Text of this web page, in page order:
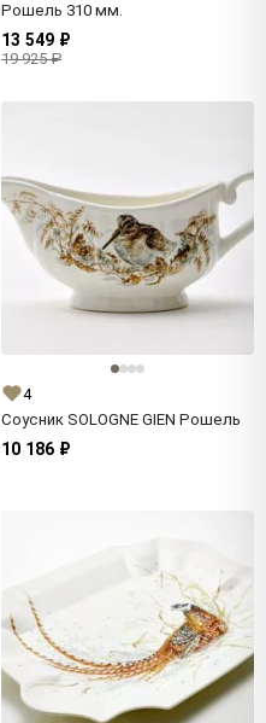
Рошель 310 мм.
13 549 ₽
19 925 ₽
4
Соусник SOLOGNE GIEN Рошель
10 186 ₽